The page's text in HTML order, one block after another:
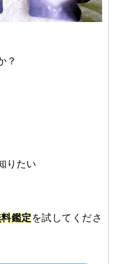
？
りたい
鑑定 を試してくださ